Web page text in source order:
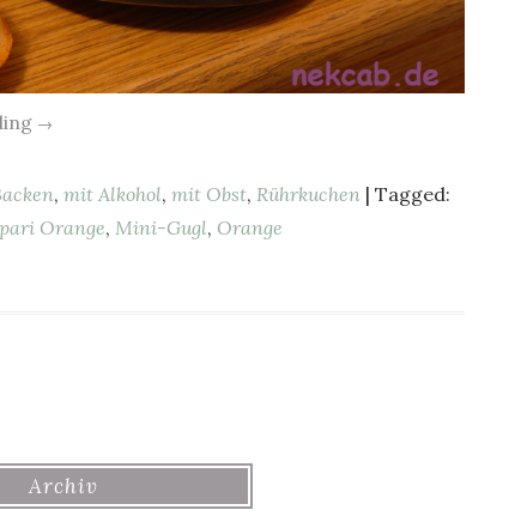
→
, mit Alkohol, mit Obst, Rührkuchen | Tagged:
Orange, Mini-Gugl, Orange
Archiv